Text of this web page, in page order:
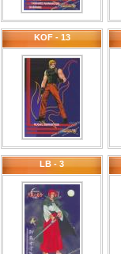
KOF - 13
LB - 3